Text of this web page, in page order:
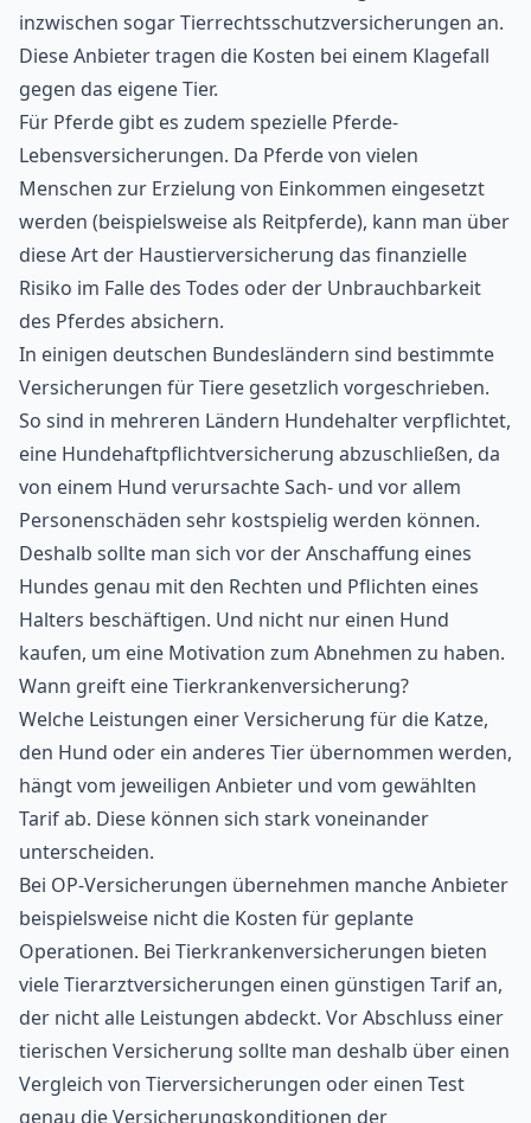
inzwischen sogar Tierrechtsschutzversicherungen an.
Diese Anbieter tragen die Kosten bei einem Klagefall
gegen das eigene Tier.
Für Pferde gibt es zudem spezielle Pferde-
Lebensversicherungen. Da Pferde von vielen
Menschen zur Erzielung von Einkommen eingesetzt
werden (beispielsweise als Reitpferde), kann man über
diese Art der Haustierversicherung das finanzielle
Risiko im Falle des Todes oder der Unbrauchbarkeit
des Pferdes absichern.
In einigen deutschen Bundesländern sind bestimmte
Versicherungen für Tiere gesetzlich vorgeschrieben.
So sind in mehreren Ländern Hundehalter verpflichtet,
eine Hundehaftpflichtversicherung abzuschließen, da
von einem Hund verursachte Sach- und vor allem
Personenschäden sehr kostspielig werden können.
Deshalb sollte man sich vor der Anschaffung eines
Hundes genau mit den Rechten und Pflichten eines
Halters beschäftigen. Und nicht nur einen Hund
kaufen, um eine Motivation zum Abnehmen zu haben.
Wann greift eine Tierkrankenversicherung?
Welche Leistungen einer Versicherung für die Katze,
den Hund oder ein anderes Tier übernommen werden,
hängt vom jeweiligen Anbieter und vom gewählten
Tarif ab. Diese können sich stark voneinander
unterscheiden.
Bei OP-Versicherungen übernehmen manche Anbieter
beispielsweise nicht die Kosten für geplante
Operationen. Bei Tierkrankenversicherungen bieten
viele Tierarztversicherungen einen günstigen Tarif an,
der nicht alle Leistungen abdeckt. Vor Abschluss einer
tierischen Versicherung sollte man deshalb über einen
Vergleich von Tierversicherungen oder einen Test
genau die Versicherungskonditionen der